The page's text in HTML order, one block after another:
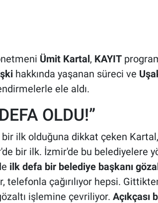
Ümit Kartal, KAYIT
hakkında yaşanan süreci ve
ele aldı.
OLDU!”
ilk olduğuna dikkat çeken
bir ilk. İzmir'de bu belediyelere
ilk defa bir belediye başkanı
telefonla çağırılıyor hepsi.
işlemine çevriliyor. Açıkçası